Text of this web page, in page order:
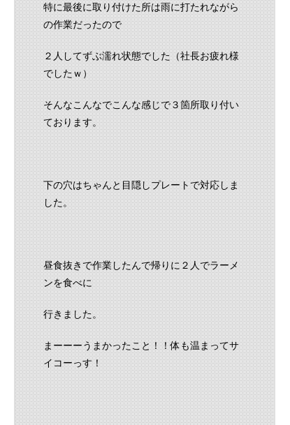
特に最後に取り付けた所は雨に打たれながら
の作業だったので
２人してずぶ濡れ状態でした（社長お疲れ様
でしたｗ）
そんなこんなでこんな感じで３箇所取り付い
ております。
下の穴はちゃんと目隠しプレートで対応しま
した。
昼食抜きで作業したんで帰りに２人でラーメ
ンを食べに
行きました。
まーーーうまかったこと！！体も温まってサ
イコーっす！